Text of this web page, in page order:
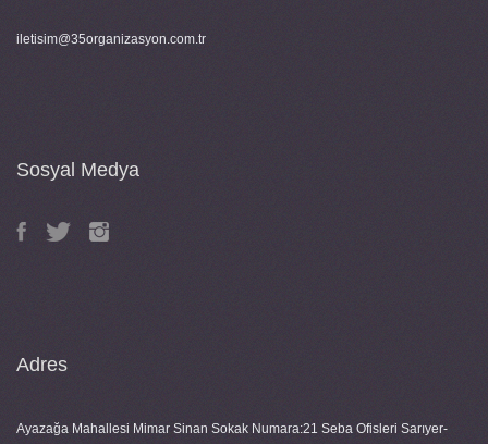
iletisim@35organizasyon.com.tr
Sosyal Medya
Adres
Ayazağa Mahallesi Mimar Sinan Sokak Numara:21 Seba Ofisleri Sarıyer-